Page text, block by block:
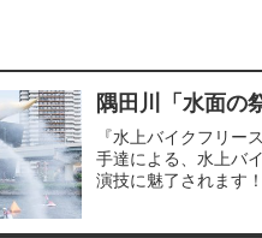
隅田川「水面の
『水上バイクフリー
手達による、水上バ
演技に魅了されます